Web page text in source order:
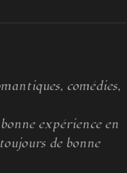
comédies,
expérience en
de bonne